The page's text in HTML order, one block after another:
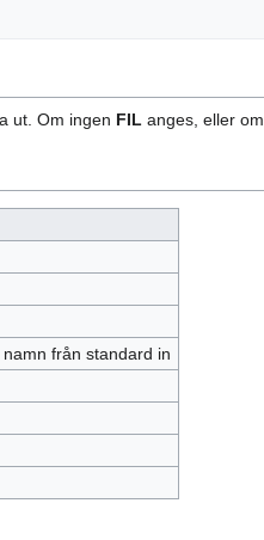
ut. Om ingen FIL anges, eller om
från standard in